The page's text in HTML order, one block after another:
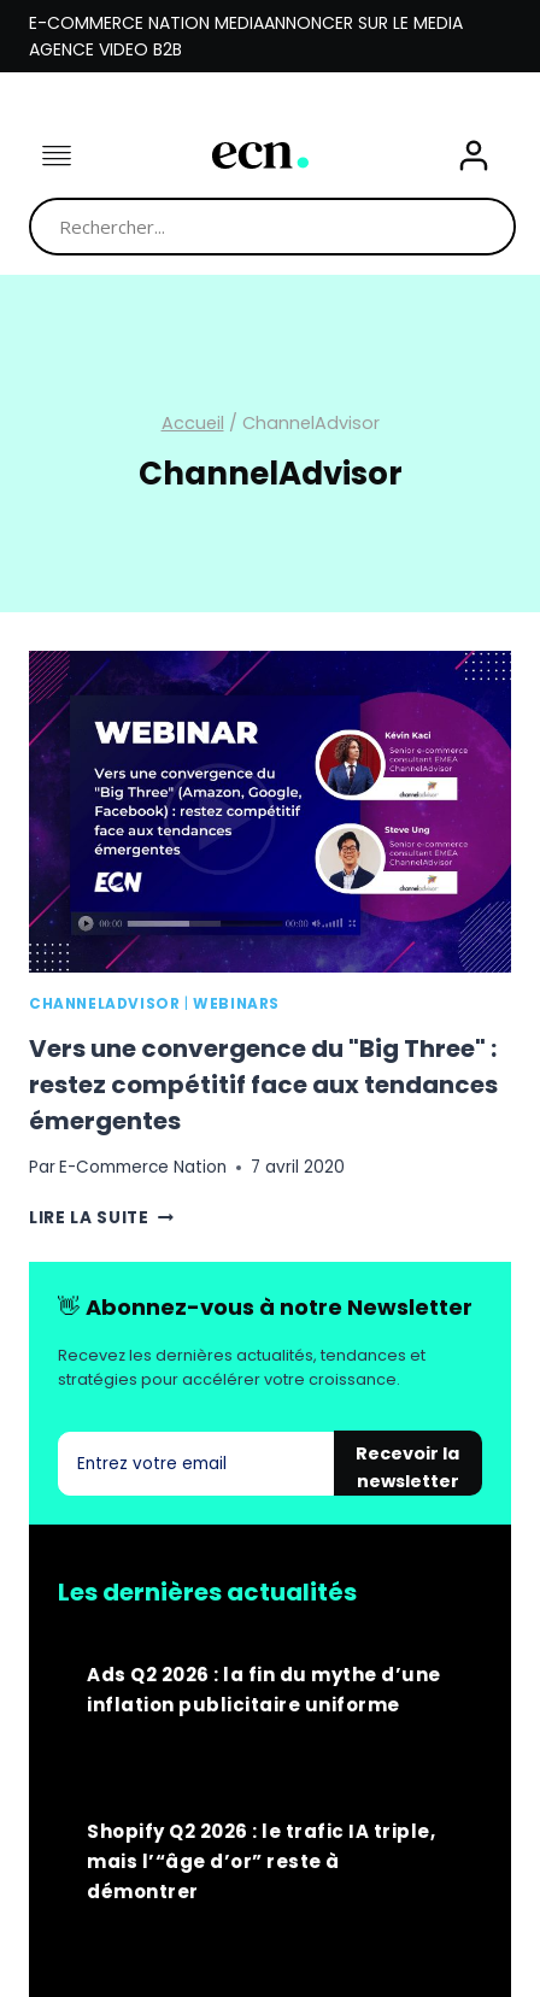
Aller
contenu
E-COMMERCE NATION MEDIAANNONCER SUR LE MEDIA
AGENCE VIDEO B2B
Accueil / ChannelAdvisor
ChannelAdvisor
CHANNELADVISOR |WEBINARS
Vers une convergence du "Big Three" :
restez compétitif face aux tendances
émergentes
ParE-Commerce Nation 7 avril 2020
LIRE LA SUITE VERS
CONVERGENCE
"BIG
:
RESTEZ
AUX
TENDANCES
👋 Abonnez-vous à notre Newsletter
Recevez les dernières actualités, tendances et
stratégies pour accélérer votre croissance.
Recevoir la
newsletter
Les dernières actualités
Ads Q2 2026 : la fin du mythe d’une
inflation publicitaire uniforme
Shopify Q2 2026 : le trafic IA triple,
mais l’“âge d’or” reste à
démontrer